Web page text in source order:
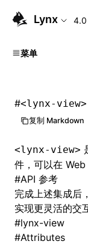
Lynx 4.0
菜单
#<lynx-view>
复制 Markdown
<lynx-view>
件，可以在 Web
#API 参考
完成上述集成后
实现更灵活的交
#lynx-view
#Attributes